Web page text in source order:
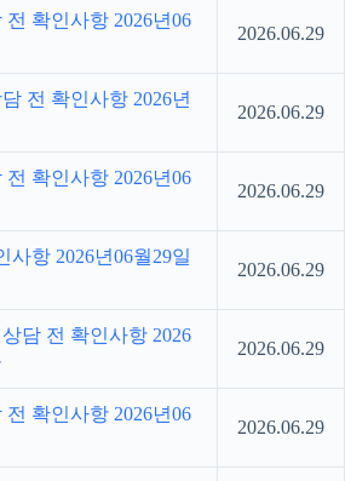
확인사항 2026년06
2026.06.29
전 확인사항 2026년
2026.06.29
확인사항 2026년06
2026.06.29
사항 2026년06월29일
2026.06.29
담 전 확인사항 2026
2026.06.29
확인사항 2026년06
2026.06.29